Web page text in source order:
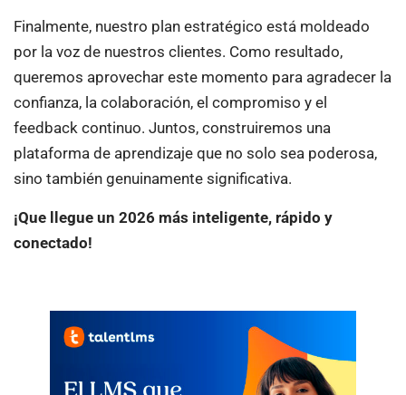
Finalmente, nuestro plan estratégico está moldeado
por la voz de nuestros clientes. Como resultado,
queremos aprovechar este momento para agradecer la
confianza, la colaboración, el compromiso y el
feedback continuo. Juntos, construiremos una
plataforma de aprendizaje que no solo sea poderosa,
sino también genuinamente significativa.
¡Que llegue un 2026 más inteligente, rápido y
conectado!